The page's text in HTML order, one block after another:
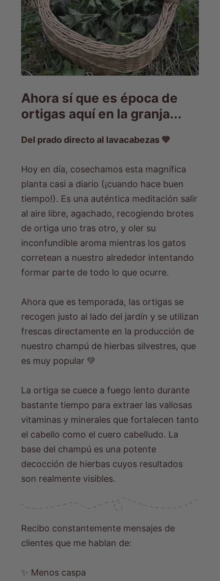
Ahora sí que es época de
ortigas aquí en la granja...
Del prado directo al lavacabezas 💚
Hoy en día, cosechamos esta magnífica
planta casi a diario (¡cuando hace buen
tiempo!). Es una auténtica meditación salir
al aire libre, agachado, recogiendo brotes
de ortiga uno tras otro, y oler su
inconfundible aroma mientras los gatos
corretean a nuestro alrededor intentando
formar parte de todo lo que ocurre.
Ahora que es temporada, las ortigas se
recogen justo al lado del jardín y se utilizan
frescas directamente en la producción de
nuestro champú de hierbas silvestres, que
es muy popular 💚
La ortiga se cuece a fuego lento durante
bastante tiempo para extraer las valiosas
vitaminas y minerales que fortalecen tanto
el cabello como el cuero cabelludo. La
base del champú es una potente
decocción de hierbas cuyos resultados
son realmente visibles.
Recibo constantemente mensajes de
clientes que me hablan de:
✨ Menos caspa